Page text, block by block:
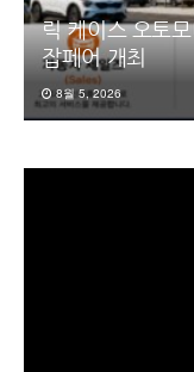
릭 케이스 오토
잡페어 개최
8월 5, 2026